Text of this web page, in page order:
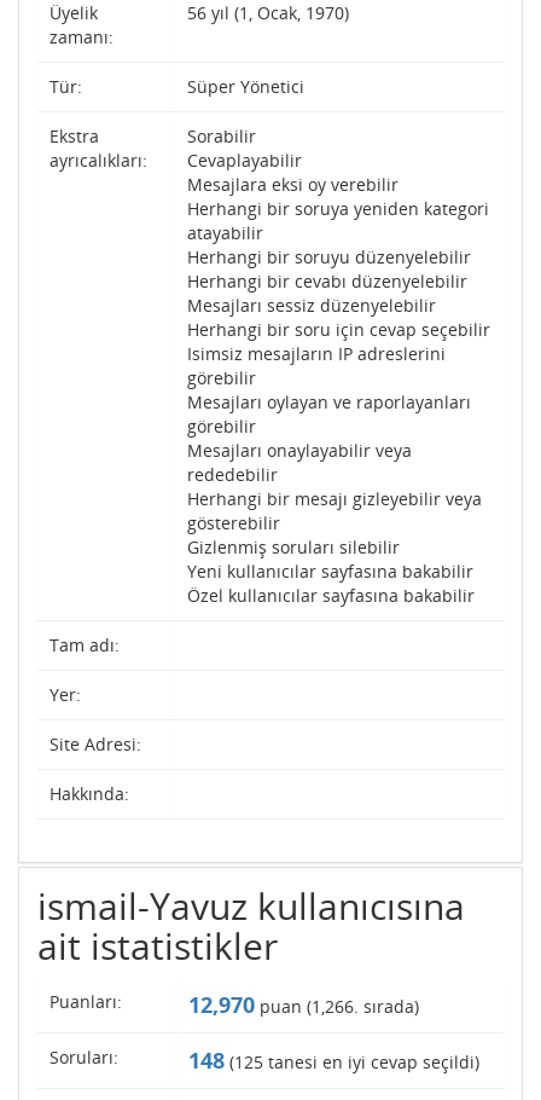
Üyelik
zamanı:
56 yıl (1, Ocak, 1970)
Tür: Süper Yönetici
Ekstra
ayrıcalıkları:
Sorabilir
Cevaplayabilir
Mesajlara eksi oy verebilir
Herhangi bir soruya yeniden kategori
atayabilir
Herhangi bir soruyu düzenyelebilir
Herhangi bir cevabı düzenyelebilir
Mesajları sessiz düzenyelebilir
Herhangi bir soru için cevap seçebilir
Isimsiz mesajların IP adreslerini
görebilir
Mesajları oylayan ve raporlayanları
görebilir
Mesajları onaylayabilir veya
rededebilir
Herhangi bir mesajı gizleyebilir veya
gösterebilir
Gizlenmiş soruları silebilir
Yeni kullanıcılar sayfasına bakabilir
Özel kullanıcılar sayfasına bakabilir
Tam adı:
Yer:
Site Adresi:
Hakkında:
ismail-Yavuz kullanıcısına
ait istatistikler
Puanları: 12,970 puan (1,266. sırada)
Soruları: 148 (125 tanesi en iyi cevap seçildi)